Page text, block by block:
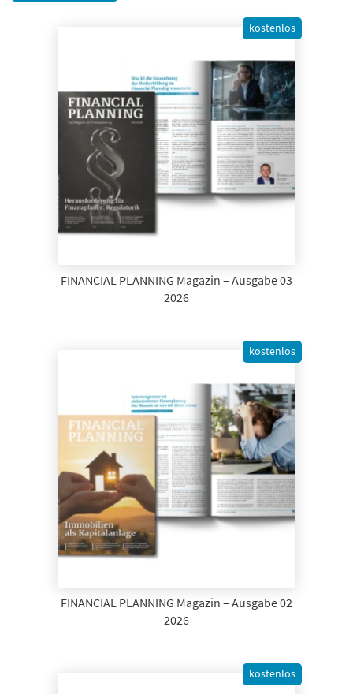
FINANCIAL PLANNING Magazin – Ausgabe 03
2026
kostenlos
FINANCIAL PLANNING Magazin – Ausgabe 02
2026
kostenlos
kostenlos